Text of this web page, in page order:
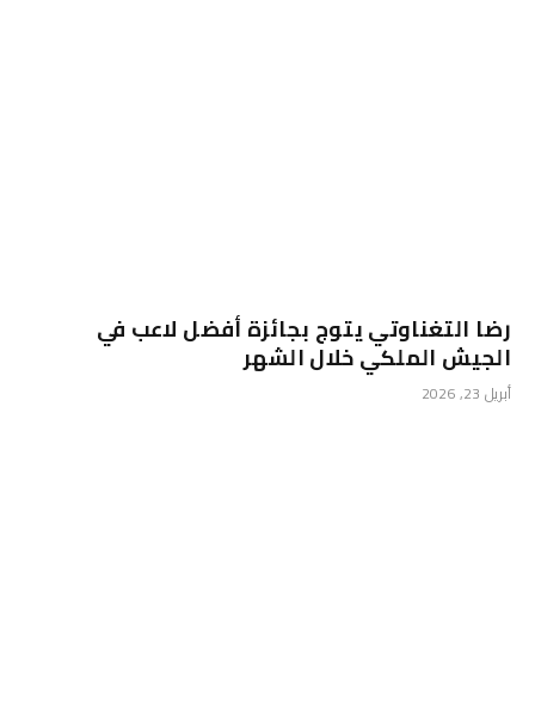
رضا التغناوتي يتوج بجائزة أفضل لاعب في
الجيش الملكي خلال الشهر
أبريل 23, 2026